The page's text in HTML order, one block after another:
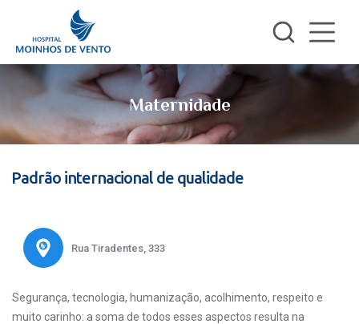
Maternidade
Padrão internacional de qualidade
Rua Tiradentes, 333
Segurança, tecnologia, humanização, acolhimento, respeito e
muito carinho: a soma de todos esses aspectos resulta na